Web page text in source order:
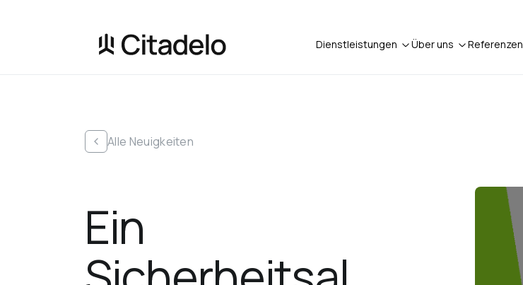
Dienstleistungen Über uns Referenzen
Alle Neuigkeiten
Ein